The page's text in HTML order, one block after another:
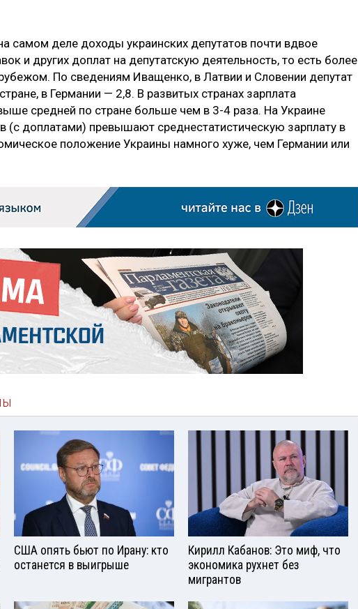
самом деле доходы украинских депутатов почти вдвое
и других доплат на депутатскую деятельность, то есть более
По сведениям Иващенко, в Латвии и Словении депутат
в Германии — 2,8. В развитых странах зарплата
средней по стране больше чем в 3-4 раза. На Украине
(с доплатами) превышают среднестатистическую зарплату в
положение Украины намного хуже, чем Германии или
США опять бьют по Ирану: кто
останется в выигрыше
Кирилл Кабанов: Это миф, что
экономика рухнет без
мигрантов